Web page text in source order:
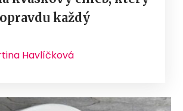
každý
Havlíčková